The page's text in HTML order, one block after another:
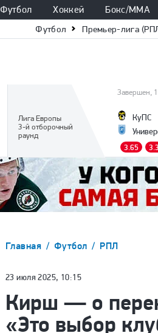
Футбол Хоккей Бокс/ММА
Футбол Премьер-лига
Лига Европы
3-й отборочный
раунд
Завершен,
КуПС
3.65
Главная Футбол РПЛ
23 июля 2025, 10:15
Кирш — о
«Это выбор